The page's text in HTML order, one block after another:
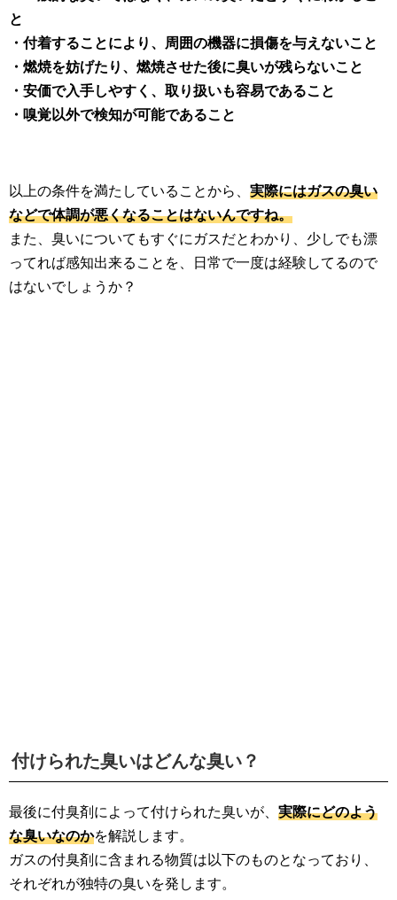
と
・付着することにより、周囲の機器に損傷を与えないこと
・燃焼を妨げたり、燃焼させた後に臭いが残らないこと
・安価で入手しやすく、取り扱いも容易であること
・嗅覚以外で検知が可能であること
以上の条件を満たしていることから、 実際にはガスの臭い
などで体調が悪くなることはないんですね。
また、臭いについてもすぐにガスだとわかり、少しでも漂
ってれば感知出来ることを、日常で一度は経験してるので
はないでしょうか？
付けられた臭いはどんな臭い？
最後に付臭剤によって付けられた臭いが、 実際にどのよう
な臭いなのかを解説します。
ガスの付臭剤に含まれる物質は以下のものとなっており、
それぞれが独特の臭いを発します。